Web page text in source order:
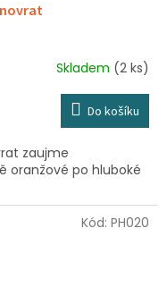
Skladem (2 ks)
Do košíku
zaujme
oranžové po hluboké
Kód: PH020